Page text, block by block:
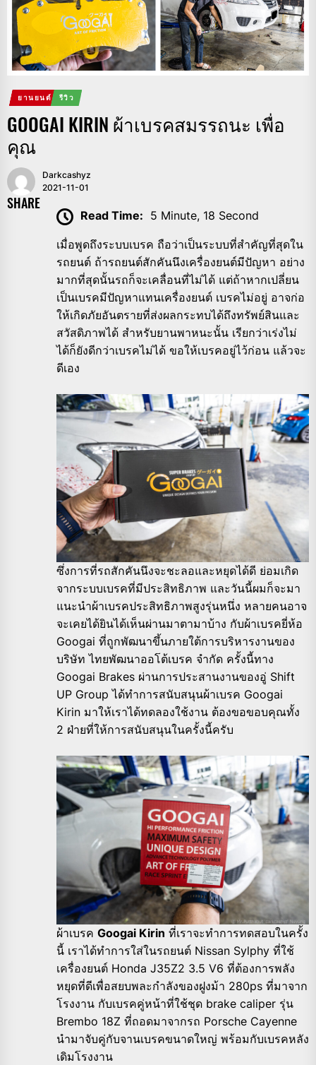
ยานยนต์ รีวิว
GOOGAI KIRIN ผ้าเบรคสมรรถนะ เพื่อ
คุณ
Darkcashyz
2021-11-01
SHARE
Read Time: 5 Minute, 18 Second
เมื่อพูดถึงระบบเบรค ถือว่าเป็นระบบที่สำคัญที่สุดใน
รถยนต์ ถ้ารถยนต์สักคันนึงเครื่องยนต์มีปัญหา อย่าง
มากที่สุดนั้นรถก็จะเคลื่อนที่ไม่ได้ แต่ถ้าหากเปลี่ยน
เป็นเบรคมีปัญหาแทนเครื่องยนต์ เบรคไม่อยู่ อาจก่อ
ให้เกิดภัยอันตรายที่ส่งผลกระทบได้ถึงทรัพย์สินและ
สวัสดิภาพได้ สำหรับยานพาหนะนั้น เรียกว่าเร่งไม่
ได้ก็ยังดีกว่าเบรคไม่ได้ ขอให้เบรคอยู่ไว้ก่อน แล้วจะ
ดีเอง
ซึ่งการที่รถสักคันนึงจะชะลอและหยุดได้ดี ย่อมเกิด
จากระบบเบรคที่มีประสิทธิภาพ และวันนี้ผมก็จะมา
แนะนำผ้าเบรคประสิทธิภาพสูงรุ่นหนึ่ง หลายคนอาจ
จะเคยได้ยินได้เห็นผ่านมาตามาบ้าง กับผ้าเบรคยี่ห้อ
Googai ที่ถูกพัฒนาขึ้นภายใต้การบริหารงานของ
บริษัท ไทยพัฒนาออโต้เบรค จำกัด ครั้งนี้ทาง
Googai Brakes ผ่านการประสานงานของอู่ Shift
UP Group ได้ทำการสนับสนุนผ้าเบรค Googai
Kirin มาให้เราได้ทดลองใช้งาน ต้องขอขอบคุณทั้ง
2 ฝ่ายที่ให้การสนับสนุนในครั้งนี้ครับ
ผ้าเบรค Googai Kirin ที่เราจะทำการทดสอบในครั้ง
นี้ เราได้ทำการใส่ในรถยนต์ Nissan Sylphy ที่ใช้
เครื่องยนต์ Honda J35Z2 3.5 V6 ที่ต้องการพลัง
หยุดที่ดีเพื่อสยบพละกำลังของฝูงม้า 280ps ที่มาจาก
โรงงาน กับเบรคคู่หน้าที่ใช้ชุด brake caliper รุ่น
Brembo 18Z ที่ถอดมาจากรถ Porsche Cayenne
นำมาจับคู่กับจานเบรคขนาดใหญ่ พร้อมกับเบรคหลัง
เดิมโรงงาน